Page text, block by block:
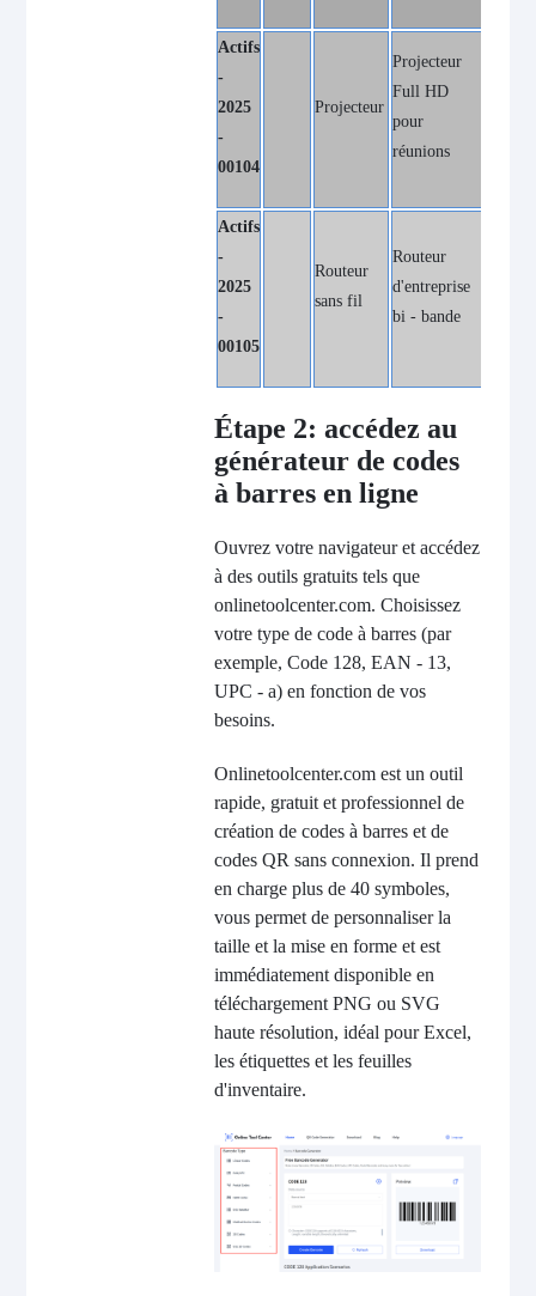
Actifs
-
2025
-
00104
Projecteur
Projecteur
Full HD
pour
réunions
Actifs
-
2025
-
00105
Routeur
sans fil
Routeur
d'entreprise
bi - bande
Étape 2: accédez au
générateur de codes
à barres en ligne
Ouvrez votre navigateur et accédez
à des outils gratuits tels que
onlinetoolcenter.com. Choisissez
votre type de code à barres (par
exemple, Code 128, EAN - 13,
UPC - a) en fonction de vos
besoins.
Onlinetoolcenter.com est un outil
rapide, gratuit et professionnel de
création de codes à barres et de
codes QR sans connexion. Il prend
en charge plus de 40 symboles,
vous permet de personnaliser la
taille et la mise en forme et est
immédiatement disponible en
téléchargement PNG ou SVG
haute résolution, idéal pour Excel,
les étiquettes et les feuilles
d'inventaire.